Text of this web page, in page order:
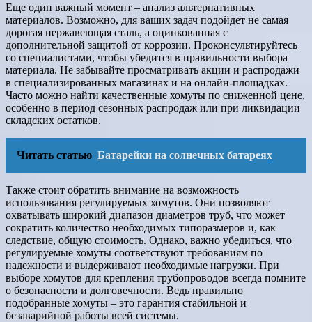
Еще один важный момент – анализ альтернативных
материалов. Возможно, для ваших задач подойдет не самая
дорогая нержавеющая сталь, а оцинкованная с
дополнительной защитой от коррозии. Проконсультируйтесь
со специалистами, чтобы убедится в правильности выбора
материала. Не забывайте просматривать акции и распродажи
в специализированных магазинах и на онлайн-площадках.
Часто можно найти качественные хомуты по сниженной цене,
особенно в период сезонных распродаж или при ликвидации
складских остатков.
Читать статью Батарейки на солнечных батареях
Также стоит обратить внимание на возможность
использования регулируемых хомутов. Они позволяют
охватывать широкий диапазон диаметров труб, что может
сократить количество необходимых типоразмеров и, как
следствие, общую стоимость. Однако, важно убедиться, что
регулируемые хомуты соответствуют требованиям по
надежности и выдерживают необходимые нагрузки. При
выборе хомутов для крепления трубопроводов всегда помните
о безопасности и долговечности. Ведь правильно
подобранные хомуты – это гарантия стабильной и
безаварийной работы всей системы.